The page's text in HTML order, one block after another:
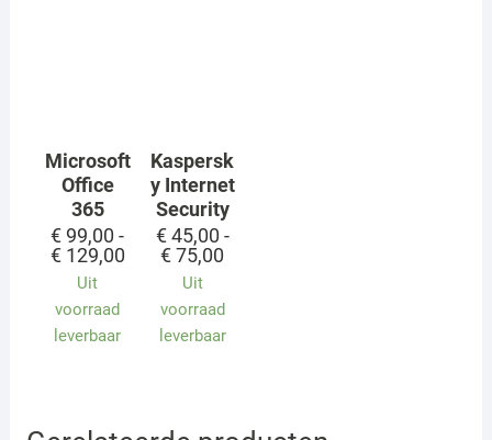
Microsoft
Office
365
€ 99,00 -
€129,00Prijsklasse:
€ 99,00
€ 129,00
Uit
voorraad
leverbaar
Kaspersk
y Internet
Security
€45,00 -
€75,00
€ 75,00
Uit
voorraad
leverbaar